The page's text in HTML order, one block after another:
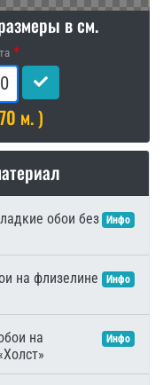
в см.
м. )
обои без Инфо
на флизелине
Инфо
на
Инфо